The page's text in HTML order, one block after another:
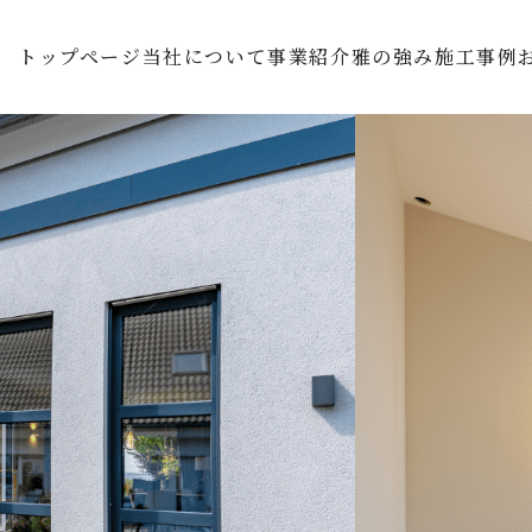
トップページ当社について事業紹介雅の強み施工事例